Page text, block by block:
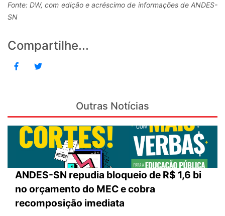
Fonte: DW, com edição e acréscimo de informações de ANDES-
SN
Compartilhe...
Outras Notícias
ANDES-SN repudia bloqueio de R$ 1,6 bi
no orçamento do MEC e cobra
recomposição imediata